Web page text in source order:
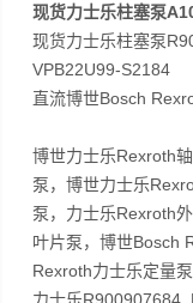
现货力士乐柱塞泵
现货力士乐柱塞泵
VPB22U99-S2184
直流博世Bosch
博世力士乐Rexroth
泵，博世力士乐
泵，力士乐Rexroth
叶片泵，博世Bosch
Rexroth力士乐定量泵